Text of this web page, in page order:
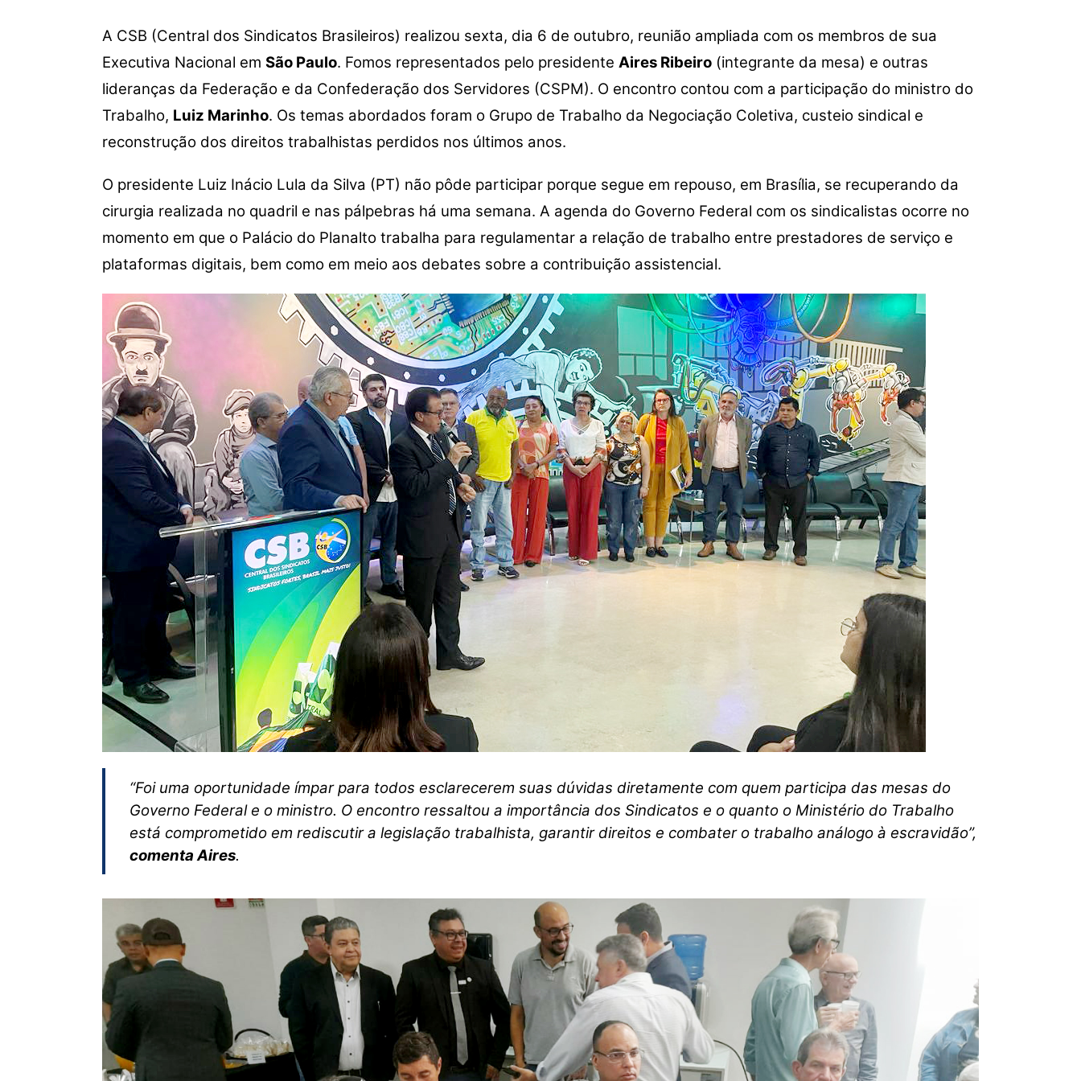
k
ou
para
baixo
o
volume.
A CSB (Central dos Sindicatos Brasileiros) realizou sexta, dia 6 de outubro, reunião ampliada com os membros de sua
Executiva Nacional em São Paulo. Fomos representados pelo presidente Aires Ribeiro (integrante da mesa) e outras
lideranças da Federação e da Confederação dos Servidores (CSPM). O encontro contou com a participação do ministro do
Trabalho, Luiz Marinho. Os temas abordados foram o Grupo de Trabalho da Negociação Coletiva, custeio sindical e
reconstrução dos direitos trabalhistas perdidos nos últimos anos.
O presidente Luiz Inácio Lula da Silva (PT) não pôde participar porque segue em repouso, em Brasília, se recuperando da
cirurgia realizada no quadril e nas pálpebras há uma semana. A agenda do Governo Federal com os sindicalistas ocorre no
momento em que o Palácio do Planalto trabalha para regulamentar a relação de trabalho entre prestadores de serviço e
plataformas digitais, bem como em meio aos debates sobre a contribuição assistencial.
“Foi uma oportunidade ímpar para todos esclarecerem suas dúvidas diretamente com quem participa das mesas do
Governo Federal e o ministro. O encontro ressaltou a importância dos Sindicatos e o quanto o Ministério do Trabalho
está comprometido em rediscutir a legislação trabalhista, garantir direitos e combater o trabalho análogo à escravidão”,
comenta Aires.